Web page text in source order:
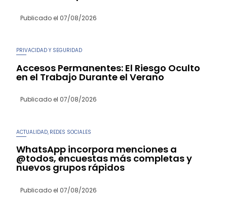
Publicado el 07/08/2026
PRIVACIDAD Y SEGURIDAD
Accesos Permanentes: El Riesgo Oculto
en el Trabajo Durante el Verano
Publicado el 07/08/2026
ACTUALIDAD REDES SOCIALES
WhatsApp incorpora menciones a
@todos, encuestas más completas y
nuevos grupos rápidos
Publicado el 07/08/2026